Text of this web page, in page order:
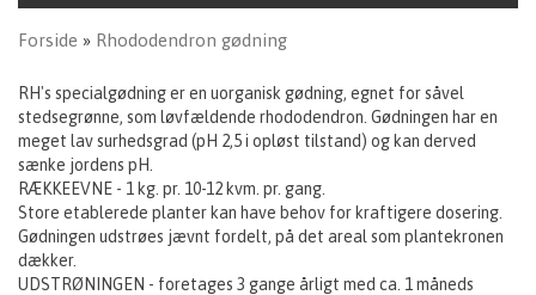
Forside » Rhododendron gødning
RH's specialgødning er en uorganisk gødning, egnet for såvel
stedsegrønne, som løvfældende rhododendron. Gødningen har en
meget lav surhedsgrad (pH 2,5 i opløst tilstand) og kan derved
sænke jordens pH.
RÆKKEEVNE - 1 kg. pr. 10-12 kvm. pr. gang.
Store etablerede planter kan have behov for kraftigere dosering.
Gødningen udstrøes jævnt fordelt, på det areal som plantekronen
dækker.
UDSTRØNINGEN - foretages 3 gange årligt med ca. 1 måneds